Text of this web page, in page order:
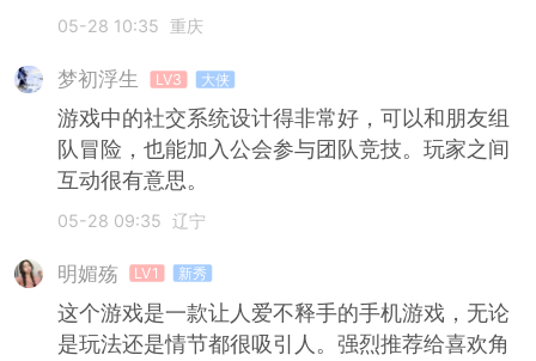
05-28 10:35 重庆
梦初浮生 LV3 大侠
游戏中的社交系统设计得非常好，可以和朋友组
队冒险，也能加入公会参与团队竞技。玩家之间
互动很有意思。
05-28 09:35 辽宁
明媚殇 LV1 新秀
这个游戏是一款让人爱不释手的手机游戏，无论
是玩法还是情节都很吸引人。强烈推荐给喜欢角